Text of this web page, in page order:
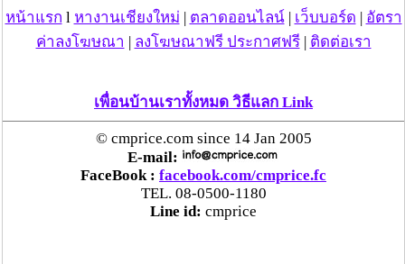
บริษัท โอวาท โปร แอนด์ ควิก จำกัด
20,22,24,26 ซอยสีหบุรานุกิจ4 ถนนสีหบุรานุกิจ แขวงมีนบุรี
เขตมีนบุรี กรุงเทพฯ 10510
โฆษณาผู้สนับสนุน
หน้าแรก l หางานเชียงใหม่ | ตลาดออนไลน์| เว็บบอร์ด | อัตรา
ค่าลงโฆษณา | ลงโฆษณาฟรี ประกาศฟรี| ติดต่อเรา
เพื่อนบ้านเราทั้งหมด วิธีแลก Link
© cmprice.com since 14 Jan 2005
E-mail:
FaceBook : facebook.com/cmprice.fc
TEL. 08-0500-1180
Line id: cmprice